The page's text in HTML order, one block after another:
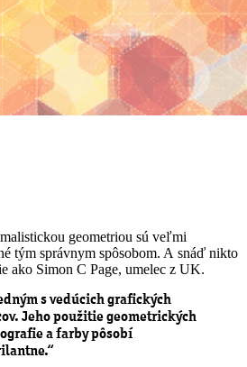
geometriou sú veľmi
tým správnym spôsobom. A snáď nikto
ako Simon C Page, umelec z UK.
s vedúcich grafických
Jeho použitie geometrických
a farby pôsobí